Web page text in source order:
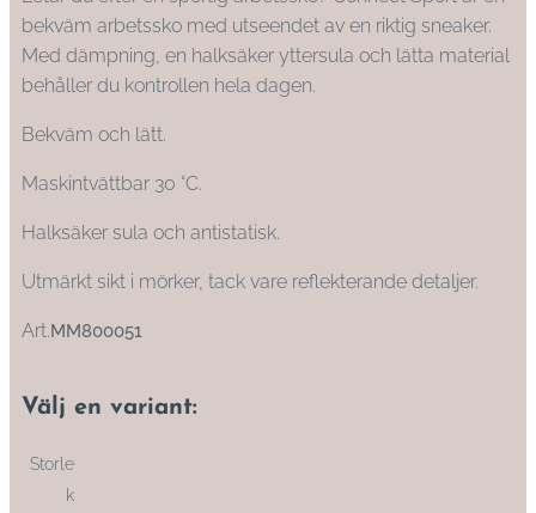
bekväm arbetssko med utseendet av en riktig sneaker.
Med dämpning, en halksäker yttersula och lätta material
behåller du kontrollen hela dagen.
Bekväm och lätt.
Maskintvättbar 30 °C.
Halksäker sula och antistatisk.
Utmärkt sikt i mörker, tack vare reflekterande detaljer.
Art.MM800051
Välj en variant:
Storle
k